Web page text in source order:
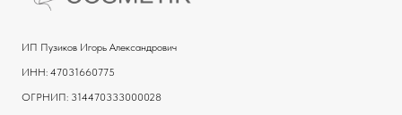
ИП Пузиков Игорь Александрович
ИНН: 47031660775
ОГРНИП: 314470333000028